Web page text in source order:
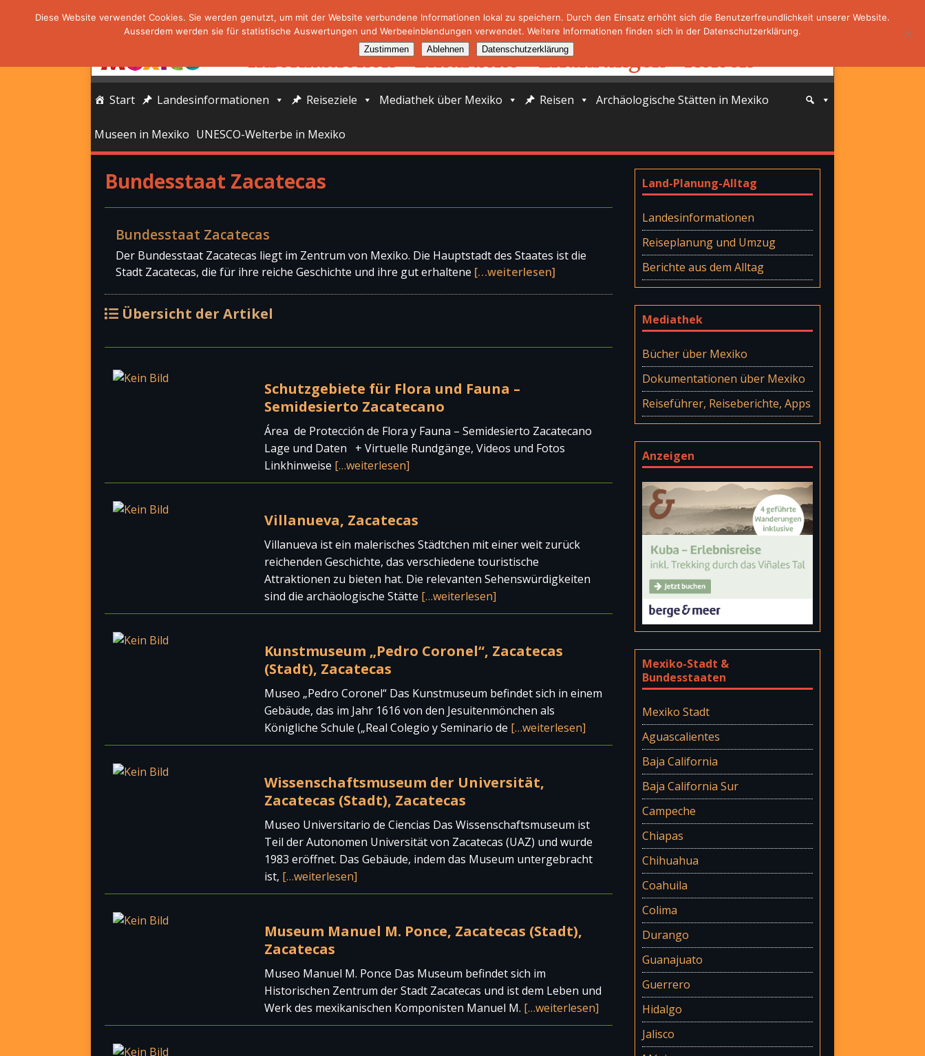
Start Landesinformationen Reiseziele Mediathek über Mexiko Reisen Archäologische Stätten in Mexiko
Museen in Mexiko UNESCO-Welterbe in Mexiko
Bundesstaat Zacatecas
Bundesstaat Zacatecas
Der Bundesstaat Zacatecas liegt im Zentrum von Mexiko. Die Hauptstadt des Staates ist die
Stadt Zacatecas, die für ihre reiche Geschichte und ihre gut erhaltene […weiterlesen]
Übersicht der Artikel
Schutzgebiete für Flora und Fauna –
Semidesierto Zacatecano
Área de Protección de Flora y Fauna – Semidesierto Zacatecano
Lage und Daten + Virtuelle Rundgänge, Videos und Fotos
Linkhinweise […weiterlesen]
Villanueva, Zacatecas
Villanueva ist ein malerisches Städtchen mit einer weit zurück
reichenden Geschichte, das verschiedene touristische
Attraktionen zu bieten hat. Die relevanten Sehenswürdigkeiten
sind die archäologische Stätte […weiterlesen]
Kunstmuseum „Pedro Coronel“, Zacatecas
(Stadt), Zacatecas
Museo „Pedro Coronel“ Das Kunstmuseum befindet sich in einem
Gebäude, das im Jahr 1616 von den Jesuitenmönchen als
Königliche Schule („Real Colegio y Seminario de […weiterlesen]
Wissenschaftsmuseum der Universität,
Zacatecas (Stadt), Zacatecas
Museo Universitario de Ciencias Das Wissenschaftsmuseum ist
Teil der Autonomen Universität von Zacatecas (UAZ) und wurde
1983 eröffnet. Das Gebäude, indem das Museum untergebracht
ist, […weiterlesen]
Museum Manuel M. Ponce, Zacatecas (Stadt),
Zacatecas
Museo Manuel M. Ponce Das Museum befindet sich im
Historischen Zentrum der Stadt Zacatecas und ist dem Leben und
Werk des mexikanischen Komponisten Manuel M. […weiterlesen]
Land-Planung-Alltag
Landesinformationen
Reiseplanung und Umzug
Berichte aus dem Alltag
Mediathek
Bücher über Mexiko
Dokumentationen über Mexiko
Reiseführer, Reiseberichte, Apps
Anzeigen
Mexiko-Stadt &
Bundesstaaten
Mexiko Stadt
Aguascalientes
Baja California
Baja California Sur
Campeche
Chiapas
Chihuahua
Coahuila
Colima
Durango
Guanajuato
Guerrero
Hidalgo
Jalisco
Diese Website verwendet Cookies. Sie werden genutzt, um mit der Website verbundene Informationen lokal zu speichern. Durch den Einsatz erhöht sich die Benutzerfreundlichkeit unserer Website.
Ausserdem werden sie für statistische Auswertungen und Werbeeinblendungen verwendet. Weitere Informationen finden sich in der Datenschutzerklärung.
Zustimmen Ablehnen Datenschutzerklärung